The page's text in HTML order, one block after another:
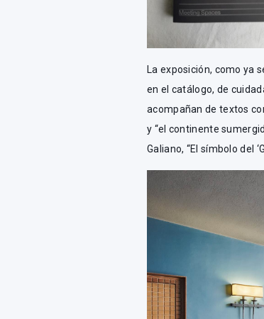
La exposición, como ya
en el catálogo, de
acompañan de textos
y “el continente
Galiano, “El símbolo del